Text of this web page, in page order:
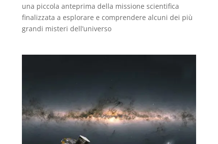
una piccola anteprima della missione scientifica
finalizzata a esplorare e comprendere alcuni dei più
grandi misteri dell’universo